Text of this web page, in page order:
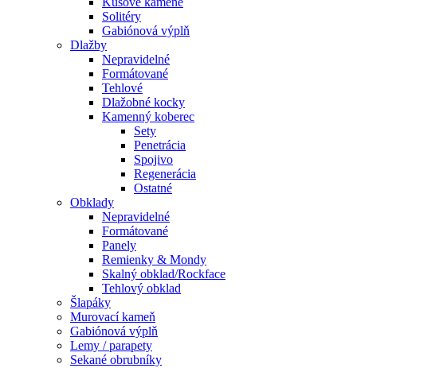
Solitéry
Gabiónová výplň
Dlažby
Nepravidelné
Formátované
Tehlové
Dlažobné kocky
Kamenný koberec
Sety
Penetrácia
Spojivo
Regenerácia
Ostatné
Obklady
Nepravidelné
Formátované
Panely
Remienky & Mondy
Skalný obklad/Rockface
Tehlový obklad
Šlapáky
Murovací kameň
Gabiónová výplň
Lemy / parapety
Sekané obrubníky